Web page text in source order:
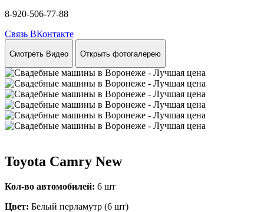
8-920-506-77-88
Связь ВКонтакте
Смотреть Видео Открыть фотогалерею
Toyota Camry New
Кол-во автомобилей: 6 шт
Цвет: Белый перламутр (6 шт)